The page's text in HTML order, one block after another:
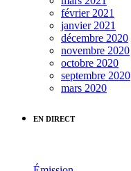
février 2021
janvier 2021
décembre 2020
novembre 2020
octobre 2020
septembre 2020
mars 2020
EN DIRECT